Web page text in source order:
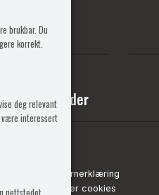
kvalitet
Mine sider
Personvernerklæring
Administrer cookies
brukbar. Du
korrekt.
deg relevant
være interessert